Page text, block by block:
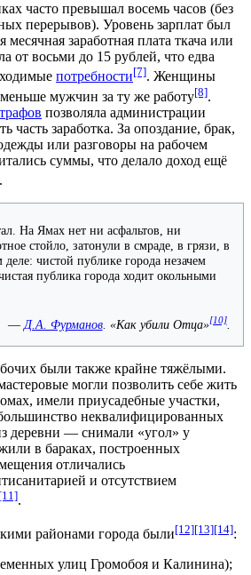
часто превышал восемь часов (без
перерывов). Уровень зарплат был
месячная заработная плата ткача или
от восьми до 15 рублей, что едва
потребности[7]. Женщины
мужчин за ту же работу[8].
позволяла администрации
часть заработка. За опоздание, брак,
или разговоры на рабочем
суммы, что делало доход ещё
.
На Ямах нет ни асфальтов, ни
стойло, затонули в смраде, в грязи, в
чистой публике города незачем
публика города ходит окольными
— Д.А. Фурманов. «Как убили Отца»[10].
были также крайне тяжёлыми.
могли позволить себе жить
имели приусадебные участки,
неквалифицированных
деревни — снимали «угол» у
в бараках, построенных
отличались
и отсутствием
[11].
районами города были[12][13][14]:
улиц Громобоя и Калинина);